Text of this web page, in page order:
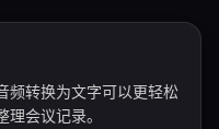
频转换为文字可以更轻松
会议记录。